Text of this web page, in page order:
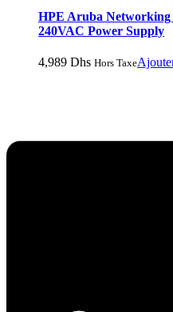
HPE Aruba Networking
240VAC Power Supply
4,989 Dhs Hors Taxe